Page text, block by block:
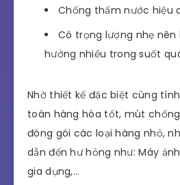
Chống thấm nước hiệu
Có trọng lượng nhẹ nên
hưởng nhiều trong suốt
Nhờ thiết kế đặc biệt cùng
toàn hàng hóa tốt, mút
đóng gói các loại hàng nhỏ,
dẫn đến hư hỏng như: Máy
gia dụng,…